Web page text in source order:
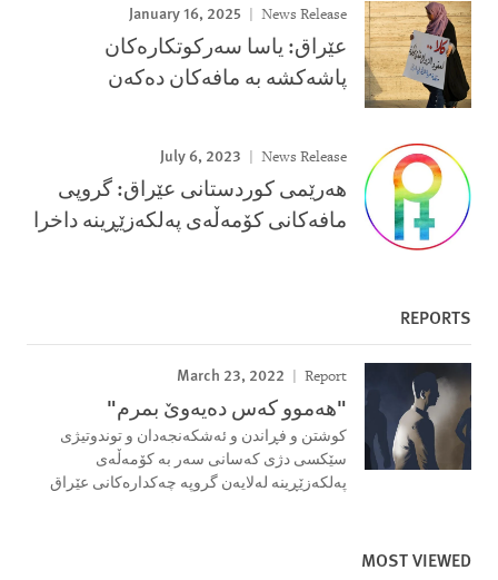
January 16, 2025 News Release
عێراق: یاسا سەركوتكارەكان
پاشەكشە بە مافەكان دەكەن
July 6, 2023 News Release
هەرێمی کوردستانی عێراق: گروپی
مافەکانی کۆمەڵەی پەلکەزێڕینە داخرا
REPORTS
March 23, 2022 Report
"هەموو کەس دەیەوێ بمرم"
کوشتن و فڕاندن و ئەشکەنجەدان و توندوتیژی
سێکسی دژی کەسانی سەر بە کۆمەڵەی
پەلکەزێڕینە لەلایەن گروپە چەکدارەکانی عێراق
MOST VIEWED